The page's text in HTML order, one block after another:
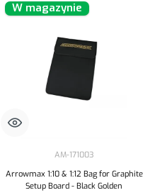
W magazynie
AM-171003
Arrowmax 1:10 & 1:12 Bag for Graphite
Setup Board - Black Golden